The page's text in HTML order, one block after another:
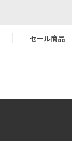
セール商品